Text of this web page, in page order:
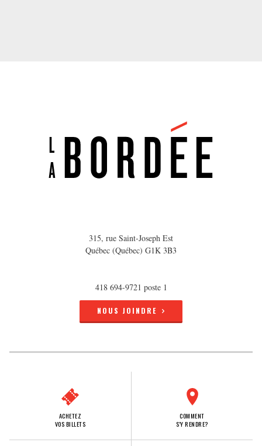
315, rue Saint-Joseph Est
Québec (Québec) G1K 3B3
418 694-9721 poste 1
NOUS JOINDRE
ACHETEZ
VOS BILLETS
COMMENT
S'Y RENDRE?